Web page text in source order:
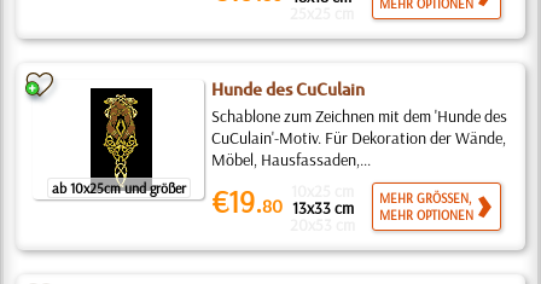
MEHR OPTIONEN
ab 10x25cm und größer
Hunde des CuCulain
Schablone zum Zeichnen mit dem 'Hunde des
CuCulain'-Motiv. Für Dekoration der Wände,
Möbel, Hausfassaden,...
€19.80 13x33 cm
MEHR GRÖSSEN,
MEHR OPTIONEN